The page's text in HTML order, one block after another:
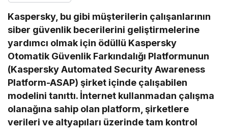
Kaspersky, bu gibi müşterilerin çalışanlarının
siber güvenlik becerilerini geliştirmelerine
yardımcı olmak için ödüllü Kaspersky
Otomatik Güvenlik Farkındalığı Platformunun
(Kaspersky Automated Security Awareness
Platform-ASAP) şirket içinde çalışabilen
modelini tanıttı. İnternet kullanmadan çalışma
olanağına sahip olan platform, şirketlere
verileri ve altyapıları üzerinde tam kontrol